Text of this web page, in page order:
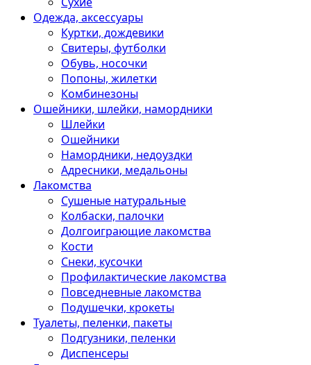
Одежда, аксессуары
Куртки, дождевики
Свитеры, футболки
Обувь, носочки
Попоны, жилетки
Комбинезоны
Ошейники, шлейки, намордники
Шлейки
Ошейники
Намордники, недоуздки
Адресники, медальоны
Лакомства
Сушеные натуральные
Колбаски, палочки
Долгоиграющие лакомства
Кости
Снеки, кусочки
Профилактические лакомства
Повседневные лакомства
Подушечки, крокеты
Туалеты, пеленки, пакеты
Подгузники, пеленки
Диспенсеры